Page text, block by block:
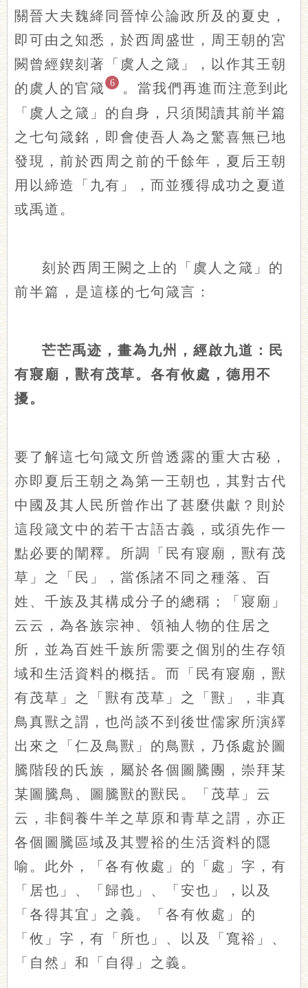
關晉大夫魏絳同晉悼公論政所及的夏史，
即可由之知悉，於西周盛世，周王朝的宮
闕曾經鍥刻著「虞人之箴」，以作其王朝
的虞人的官箴
6
。當我們再進而注意到此
「虞人之箴」的自身，只須閱讀其前半篇
之七句箴銘，即會使吾人為之驚喜無已地
發現，前於西周之前的千餘年，夏后王朝
用以締造「九有」，而並獲得成功之夏道
或禹道。
刻於西周王闕之上的「虞人之箴」的
前半篇，是這樣的七句箴言：
芒芒禹迹，畫為九州，經啟九道：民
有寢廟，獸有茂草。各有攸處，德用不
擾。
要了解這七句箴文所曾透露的重大古秘，
亦即夏后王朝之為第一王朝也，其對古代
中國及其人民所曾作出了甚麼供獻？則於
這段箴文中的若干古語古義，或須先作一
點必要的闡釋。所調「民有寢廟，獸有茂
草」之「民」，當係諸不同之種落、百
姓、千族及其構成分子的總稱；「寢廟」
云云，為各族宗神、領袖人物的住居之
所，並為百姓千族所需要之個別的生存領
域和生活資料的概括。而「民有寢廟，獸
有茂草」之「獸有茂草」之「獸」，非真
鳥真獸之謂，也尚談不到後世儒家所演繹
出來之「仁及鳥獸」的鳥獸，乃係處於圖
騰階段的氏族，屬於各個圖騰團，崇拜某
某圖騰鳥、圖騰獸的獸民。「茂草」云
云，非飼養牛羊之草原和青草之謂，亦正
各個圖騰區域及其豐裕的生活資料的隱
喻。此外，「各有攸處」的「處」字，有
「居也」、「歸也」、「安也」，以及
「各得其宜」之義。「各有攸處」的
「攸」字，有「所也」、以及「寬裕」、
「自然」和「自得」之義。